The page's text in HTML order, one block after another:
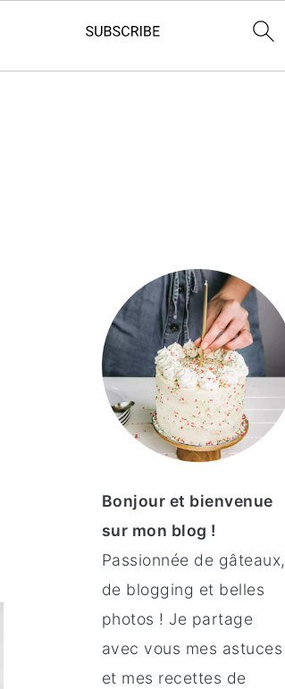
principale
Bonjour et bienvenue
sur mon blog !
Passionnée de gâteaux,
de blogging et belles
photos ! Je partage
avec vous mes astuces
et mes recettes de